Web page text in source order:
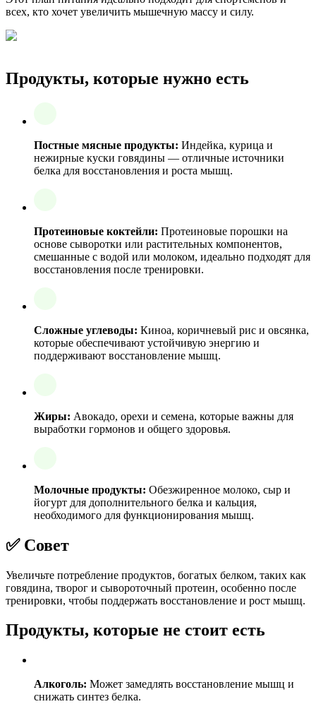
всех, кто хочет увеличить мышечную массу и силу.
Продукты, которые нужно есть
Постные мясные продукты: Индейка, курица и
нежирные куски говядины — отличные источники
белка для восстановления и роста мышц.
Протеиновые коктейли: Протеиновые порошки на
основе сыворотки или растительных компонентов,
смешанные с водой или молоком, идеально подходят для
восстановления после тренировки.
Сложные углеводы: Киноа, коричневый рис и овсянка,
которые обеспечивают устойчивую энергию и
поддерживают восстановление мышц.
Жиры: Авокадо, орехи и семена, которые важны для
выработки гормонов и общего здоровья.
Молочные продукты: Обезжиренное молоко, сыр и
йогурт для дополнительного белка и кальция,
необходимого для функционирования мышц.
✅ Совет
Увеличьте потребление продуктов, богатых белком, таких как
говядина, творог и сывороточный протеин, особенно после
тренировки, чтобы поддержать восстановление и рост мышц.
Продукты, которые не стоит есть
Алкоголь: Может замедлять восстановление мышц и
снижать синтез белка.